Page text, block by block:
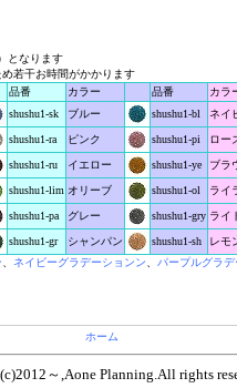
となります
若干お時間がかかります
品番 カラー 品番
カラ
shushu1-sk ブルー shushu1-bl ネイ
shushu1-ra ピンク shushu1-pi ロー
shushu1-ru イエロー shushu1-ye ブラ
shushu1-lim オリーブ shushu1-ol ライ
shushu1-pa グレー shushu1-gry ライ
shushu1-gr シャンパン shushu1-sh
レモ
ネイビーグラデーションン
パープルグラ
ホーム
～,Aone Planning.All rights